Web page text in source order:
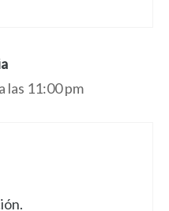
las 11:00 pm